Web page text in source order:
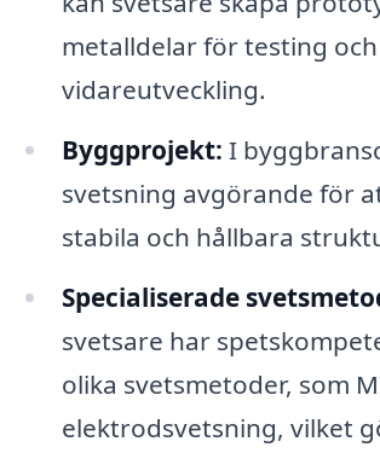
metalldelar för testing och
vidareutveckling.
Byggprojekt: I
svetsning avgörande för
stabila och hållbara
Specialiserade
svetsare har
olika svetsmetoder, som
elektrodsvetsning, vilket